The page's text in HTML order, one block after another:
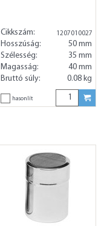
Cikkszám: 1207010027
Hosszúság:
50 mm
Szélesség:
35 mm
Magasság:
40 mm
Bruttó súly:
0.08 kg
hasonlít